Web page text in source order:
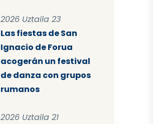
2026 Uztaila 23
Las fiestas de San
Ignacio de Forua
acogerán un festival
de danza con grupos
rumanos
2026 Uztaila 21